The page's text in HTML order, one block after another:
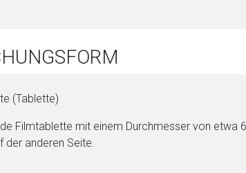
(Ta­blet­te)
Film­ta­blet­te mit ei­nem Durchmesser von et­wa
der anderen Seite.